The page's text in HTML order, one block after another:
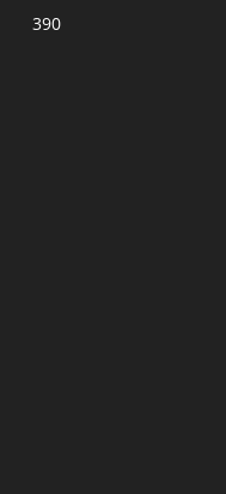
390